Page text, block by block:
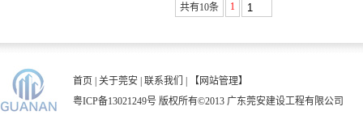
共有10条 1
首页 关于莞安 联系我们
【网站管理】
粤ICP备13021249号 版权所有©2013 广东莞安建设工程有限公司